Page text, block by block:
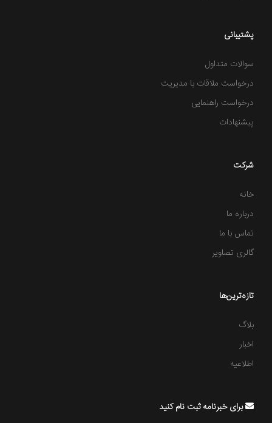
نمایشگاه بین‌المللی بازرگانی جامع تاجیکستان 2025
پشتیبانی
سوالات متداول
درخواست ملاقات با مدیریت
درخواست راهنمایی
پیشنهادات
شرکت
خانه
درباره ما
تماس با ما
گالری تصاویر
تازه‌ترین‌ها
بلاگ
اخبار
اطلاعیه
برای خبرنامه ثبت نام کنید